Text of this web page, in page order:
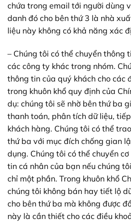
chứa trong email tới người dùng
danh đó cho bên thứ 3 là nhà
liệu này không có khả năng xác
– Chúng tôi có thể chuyển thông
các công ty khác trong nhóm.
thông tin của quý khách cho các
trong khuôn khổ quy định của
dụ: chúng tôi sẽ nhờ bên thứ ba
thanh toán, phân tích dữ liệu,
khách hàng. Chúng tôi có thể
thứ ba với mục đích chống gian
dụng. Chúng tôi có thể chuyển
tin cá nhân của bạn nếu chúng
chỉ một phần. Trong khuôn khổ
chúng tôi không bán hay tiết lộ
cho bên thứ ba mà không được
này là cần thiết cho các điều